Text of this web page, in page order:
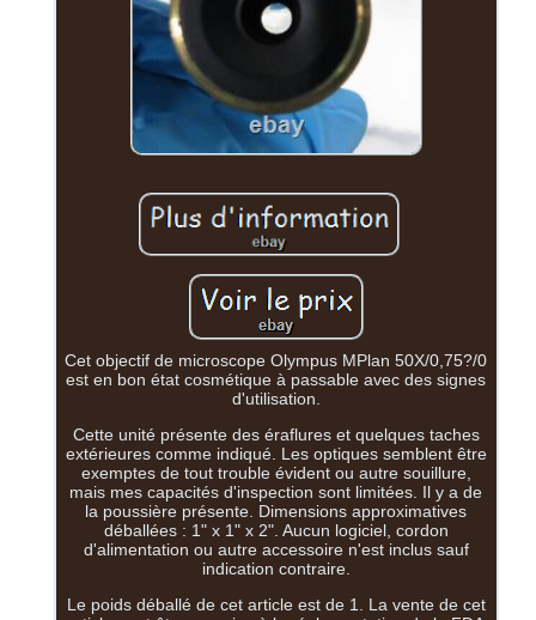
Cet objectif de microscope Olympus MPlan 50X/0,75?/0
est en bon état cosmétique à passable avec des signes
d'utilisation.
Cette unité présente des éraflures et quelques taches
extérieures comme indiqué. Les optiques semblent être
exemptes de tout trouble évident ou autre souillure,
mais mes capacités d'inspection sont limitées. Il y a de
la poussière présente. Dimensions approximatives
déballées : 1" x 1" x 2". Aucun logiciel, cordon
d'alimentation ou autre accessoire n'est inclus sauf
indication contraire.
Le poids déballé de cet article est de 1. La vente de cet